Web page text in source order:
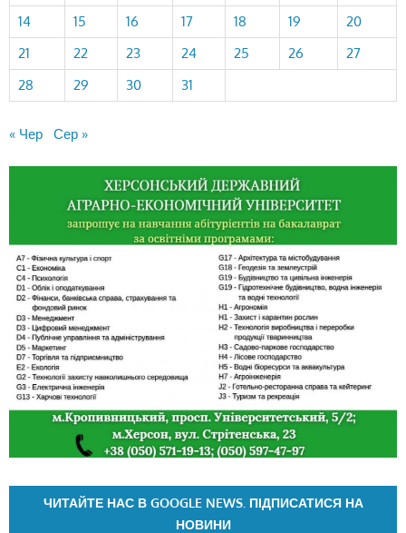
14
15 16 17 18 19
20
21
22 23 24 25 26
27
28
29 30 31
« Чер Сер »
ЧИТАЙТЕ НАС В GOOGLE NEWS. ПІДПИСАТИСЯ НА
НОВИНИ